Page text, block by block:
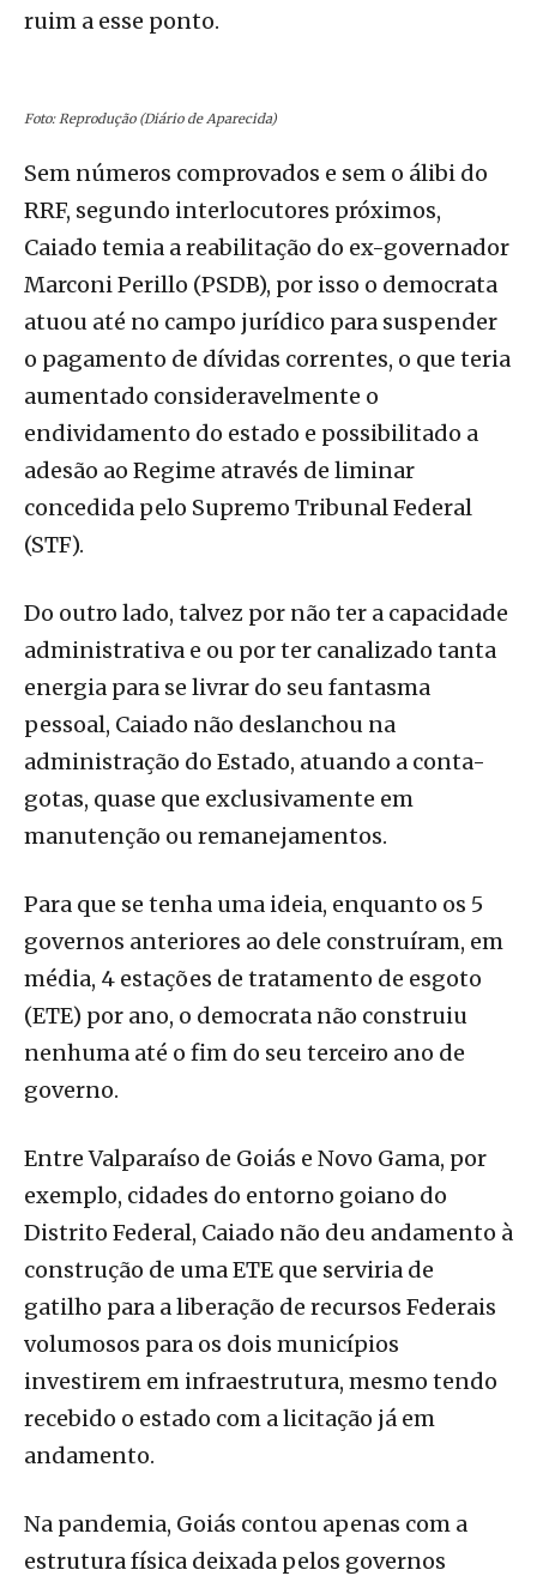
ruim a esse ponto.
Foto: Reprodução (Diário de Aparecida)
Sem números comprovados e sem o álibi do
RRF, segundo interlocutores próximos,
Caiado temia a reabilitação do ex-governador
Marconi Perillo (PSDB), por isso o democrata
atuou até no campo jurídico para suspender
o pagamento de dívidas correntes, o que teria
aumentado consideravelmente o
endividamento do estado e possibilitado a
adesão ao Regime através de liminar
concedida pelo Supremo Tribunal Federal
(STF).
Do outro lado, talvez por não ter a capacidade
administrativa e ou por ter canalizado tanta
energia para se livrar do seu fantasma
pessoal, Caiado não deslanchou na
administração do Estado, atuando a conta-
gotas, quase que exclusivamente em
manutenção ou remanejamentos.
Para que se tenha uma ideia, enquanto os 5
governos anteriores ao dele construíram, em
média, 4 estações de tratamento de esgoto
(ETE) por ano, o democrata não construiu
nenhuma até o fim do seu terceiro ano de
governo.
Entre Valparaíso de Goiás e Novo Gama, por
exemplo, cidades do entorno goiano do
Distrito Federal, Caiado não deu andamento à
construção de uma ETE que serviria de
gatilho para a liberação de recursos Federais
volumosos para os dois municípios
investirem em infraestrutura, mesmo tendo
recebido o estado com a licitação já em
andamento.
Na pandemia, Goiás contou apenas com a
estrutura física deixada pelos governos